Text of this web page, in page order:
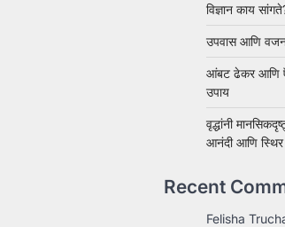
विज्ञान काय
उपवास आणि वजन
आंबट ढेकर आणि
उपाय
वृद्धांनी
आनंदी आणि स्थिर
Recent
Felisha